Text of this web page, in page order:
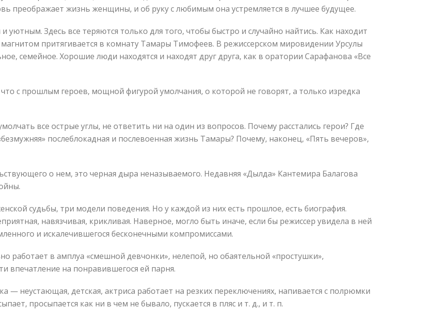
преображает жизнь женщины, и об руку с любимым она устремляется в лучшее будущее.
Здесь все теряются только для того, чтобы быстро и случайно найтись. Как находит
притягивается в комнату Тамары Тимофеев. В режиссерском мировидении Урсулы
семейное. Хорошие люди находятся и находят друг друга, как в оратории Сарафанова «Все
с прошлым героев, мощной фигурой умолчания, о которой не говорят, а только изредка
все острые углы, не ответить ни на один из вопросов. Почему расстались герои? Где
послеблокадная и послевоенная жизнь Тамары? Почему, наконец, «Пять вечеров»,
о нем, это черная дыра неназываемого. Недавняя «Дылда» Кантемира Балагова
судьбы, три модели поведения. Но у каждой из них есть прошлое, есть биография.
навязчивая, крикливая. Наверное, могло быть иначе, если бы режиссер увидела в ней
и искалечившегося бесконечными компромиссами.
работает в амплуа «смешной девчонки», нелепой, но обаятельной «простушки»,
впечатление на понравившегося ей парня.
— неустающая, детская, актриса работает на резких переключениях, напивается с полрюмки
просыпается как ни в чем не бывало, пускается в пляс и т. д., и т. п.